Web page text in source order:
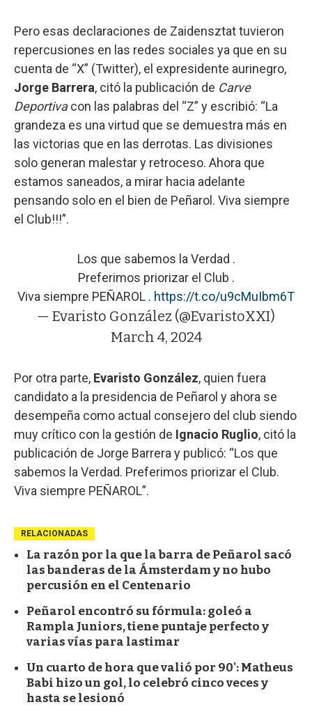
Pero esas declaraciones de Zaidensztat tuvieron
repercusiones en las redes sociales ya que en su
cuenta de “X” (Twitter), el expresidente aurinegro,
Jorge Barrera, citó la publicación de Carve
Deportivacon las palabras del “Z” y escribió: “La
grandeza es una virtud que se demuestra más en
las victorias que en las derrotas. Las divisiones
solo generan malestar y retroceso. Ahora que
estamos saneados, a mirar hacia adelante
pensando solo en el bien de Peñarol. Viva siempre
el Club!!!”.
Los que sabemos la Verdad .
Preferimos priorizar el Club .
Viva siempre PEÑAROL . https://t.co/u9cMuIbm6T
— Evaristo González (@EvaristoXXI)
March 4, 2024
Por otra parte, Evaristo González, quien fuera
candidato a la presidencia de Peñarol y ahora se
desempeña como actual consejero del club siendo
muy crítico con la gestión de Ignacio Ruglio, citó la
publicación de Jorge Barrera y publicó: “Los que
sabemos la Verdad. Preferimos priorizar el Club.
Viva siempre PEÑAROL”.
RELACIONADAS
La razón por la que la barra de Peñarol sacó
las banderas de la Ámsterdam y no hubo
percusión en el Centenario
Peñarol encontró su fórmula: goleó a
Rampla Juniors, tiene puntaje perfecto y
varias vías para lastimar
Un cuarto de hora que valió por 90': Matheus
Babi hizo un gol, lo celebró cinco veces y
hasta se lesionó